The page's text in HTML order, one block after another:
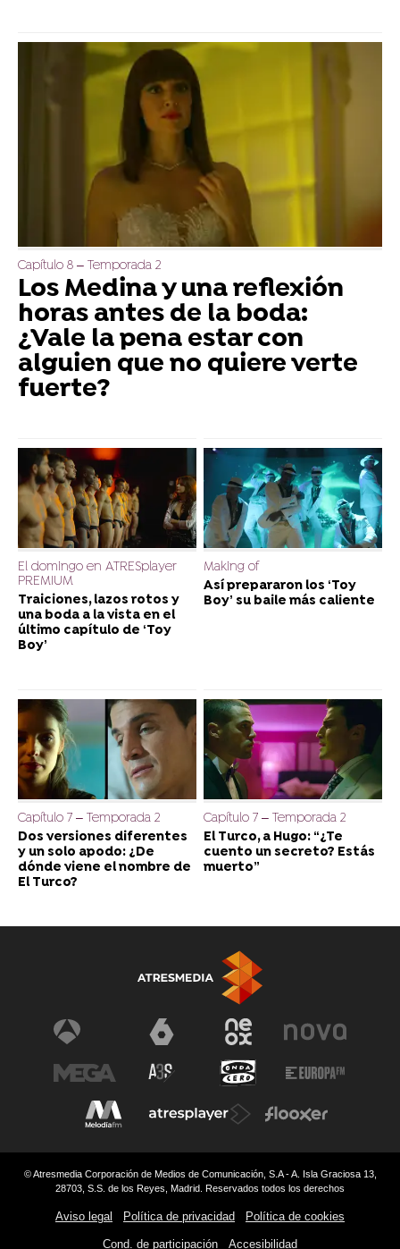
Capítulo 8 – Temporada 2
Los Medina y una reflexión
horas antes de la boda:
¿Vale la pena estar con
alguien que no quiere verte
fuerte?
El domingo en ATRESplayer
PREMIUM
Traiciones, lazos rotos y
una boda a la vista en el
último capítulo de ‘Toy
Boy’
Making of
Así prepararon los ‘Toy
Boy’ su baile más caliente
Capítulo 7 – Temporada 2
Dos versiones diferentes
y un solo apodo: ¿De
dónde viene el nombre de
El Turco?
Capítulo 7 – Temporada 2
El Turco, a Hugo: “¿Te
cuento un secreto? Estás
muerto”
© Atresmedia Corporación de Medios de Comunicación, S.A - A. Isla Graciosa 13,
28703, S.S. de los Reyes, Madrid. Reservados todos los derechos
Aviso legal Política de privacidad Política de cookies
Cond. de participación Accesibilidad